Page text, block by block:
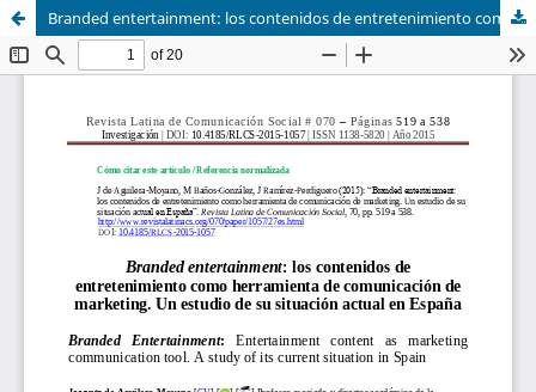
Branded entertainment: los contenidos de entretenimiento como herramienta de comunicación de marketing. Un estudio de su situación actual en España